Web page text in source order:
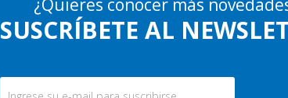
¿Quieres conocer más
SUSCRÍBETE AL